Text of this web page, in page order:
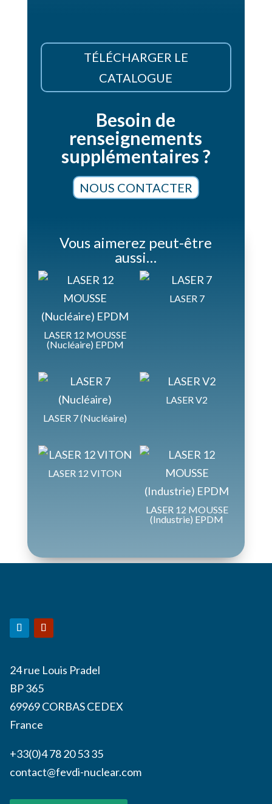
TÉLÉCHARGER LE
CATALOGUE
Besoin de
renseignements
supplémentaires ?
NOUS CONTACTER
Vous aimerez peut-être
aussi…
LASER 12 MOUSSE
(Nucléaire) EPDM
LASER 7
LASER 7 (Nucléaire)
LASER V2
LASER 12 VITON
LASER 12 MOUSSE
(Industrie) EPDM
24 rue Louis Pradel
BP 365
69969 CORBAS CEDEX
France
+33(0)4 78 20 53 35
contact@fevdi-nuclear.com